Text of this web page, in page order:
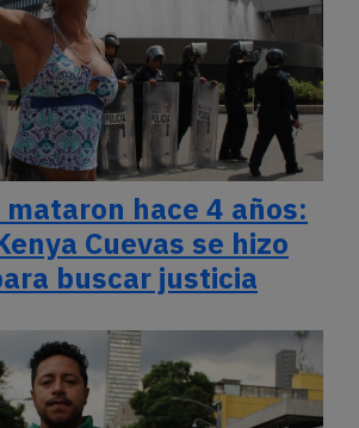
hace 4 años:
Cuevas se hizo
buscar justicia